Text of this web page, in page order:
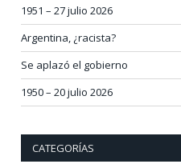
1951 – 27 julio 2026
Argentina, ¿racista?
Se aplazó el gobierno
1950 – 20 julio 2026
CATEGORÍAS